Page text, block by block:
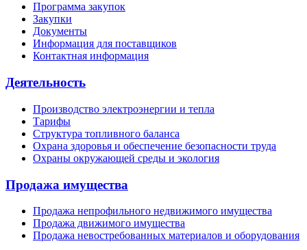
Программа закупок
Закупки
Документы
Информация для поставщиков
Контактная информация
Деятельность
Производство электроэнергии и тепла
Тарифы
Структура топливного баланса
Охрана здоровья и обеспечение безопасности труда
Охраны окружающей среды и экология
Продажа имущества
Продажа непрофильного недвижимого имущества
Продажа движимого имущества
Продажа невостребованных материалов и оборудования